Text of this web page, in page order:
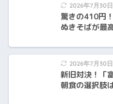
2026年7月30日
驚きの410円
ぬきそばが最
2026年7月30日
新旧対決！「
朝食の選択肢